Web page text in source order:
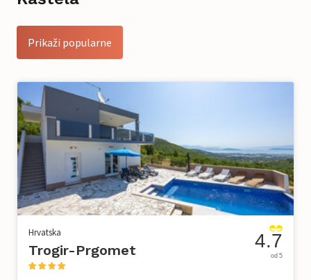
Prikaži popularne
Hrvatska
Trogir-Prgomet 4.7
od 5